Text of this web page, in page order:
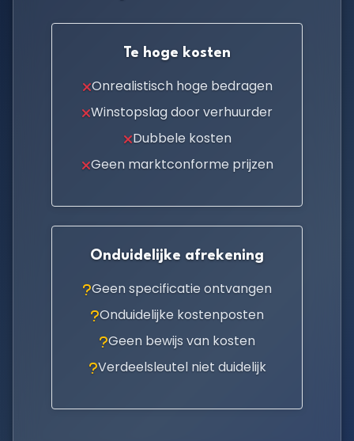
Te hoge kosten
Onrealistisch hoge bedragen
Winstopslag door verhuurder
Dubbele kosten
Geen marktconforme prijzen
Onduidelijke afrekening
Geen specificatie ontvangen
Onduidelijke kostenposten
Geen bewijs van kosten
Verdeelsleutel niet duidelijk